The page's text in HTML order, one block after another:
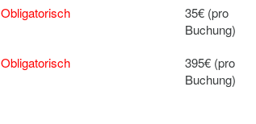
Obligatorisch
35€ (pro
Buchung)
Obligatorisch
395€ (pro
Buchung)